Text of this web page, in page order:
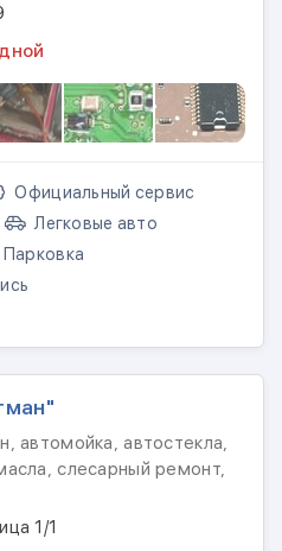
Официальный сервис
Легковые авто
Парковка
автомойка, автостекла,
слесарный ремонт,
1/1